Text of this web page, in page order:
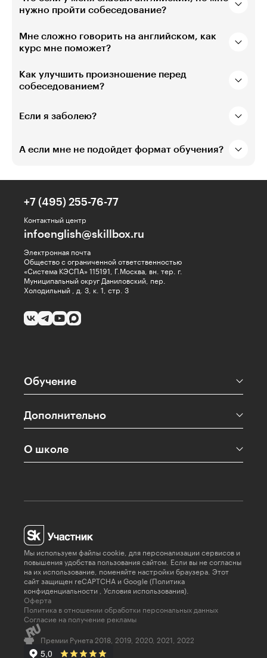
нужно пройти собеседование?
Мне сложно говорить на английском, как
курс мне поможет?
Как улучшить произношение перед
собеседованием?
Если я заболею?
А если мне не подойдет формат обучения?
+7 (495) 255-76-77
Контактный центр
infoenglish@skillbox.ru
Электронная почта
Общество с ограниченной ответственностью
«Система КЭСПА» 115191, Г.Москва, вн. тер. г.
Муниципальный округ Даниловский, пер.
Холодильный , д. 3, к. 1, стр. 3
Обучение
Дополнительно
О школе
Мы используем файлы cookie, для персонализации сервисов и
повышения удобства пользования сайтом. Если вы не согласны
на их использование, поменяйте настройки браузера. Этот
сайт защищен reCAPTCHA и Google (Политика
конфиденциальности Условия использования).
Оферта
Политика в отношении обработки персональных данных
Согласие на получение рекламы
Премии Рунета 2018, 2019, 2020, 2021, 2022